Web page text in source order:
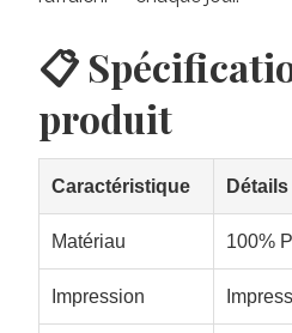
📋
produit
Caractéristique Détails
Matériau 100%
Impression